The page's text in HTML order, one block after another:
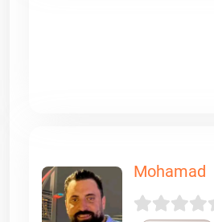
Mohamad